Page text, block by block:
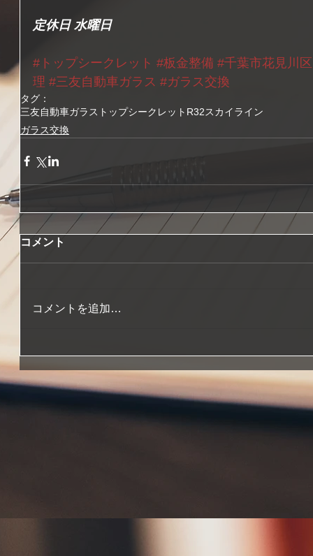
定休日 水曜日
#トップシークレット #板金整備 #千葉市花見川区
理 #三友自動車ガラス #ガラス交換
タグ：
三友自動車ガラス トップシークレット R32スカイライン
ガラス交換
コメント
コメントを追加…